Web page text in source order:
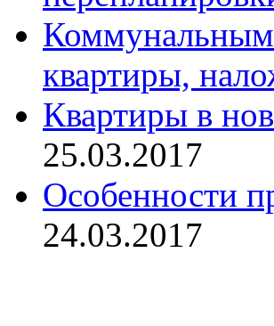
Коммунальным
квартиры,
Квартиры в
25.03.2017
Особенности
24.03.2017